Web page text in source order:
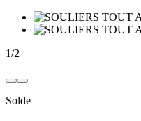
1/2
Solde